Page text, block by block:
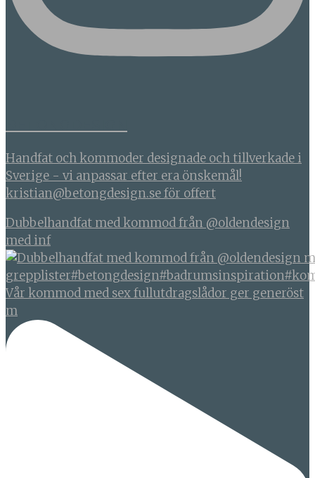
Handfat och kommoder designade och tillverkade i
Sverige - vi anpassar efter era önskemål!
kristian@betongdesign.se för offert
Dubbelhandfat med kommod från @oldendesign
med inf
Vår kommod med sex fullutdragslådor ger generöst
m